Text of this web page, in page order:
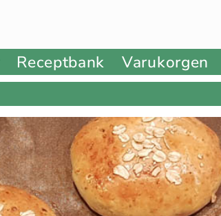
Receptbank Varukorgen